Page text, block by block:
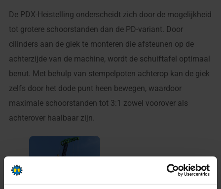
De PDX-Heistelling onderscheidt zich door de mogelijkheid
tot grotere schoorstanden dan de PD-variant. Door
cilinders aan de giek te monteren die afsteunen op de
achterzijde van de machine, wordt de schuiftafel optimaal
benut. Met behulp van stempelpoten achterop kan de giek
zelfs door het dode punt heen bewegen, waardoor
maximale schoorstanden tot 3:1 zowel voorover als
achterover haalbaar zijn.